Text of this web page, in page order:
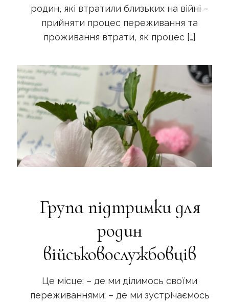
родин, які втратили близьких на війні –
прийняти процес переживання та
проживання втрати, як процес […]
Група підтримки для
родин
військовослужбовців
Це місце: – де ми ділимось своїми
переживаннями; – де ми зустрічаємось